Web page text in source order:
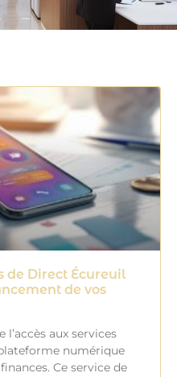
de Direct Écureuil
de vos
aux services
numérique
Ce service de